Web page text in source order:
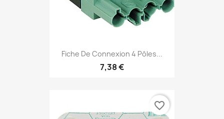
Fiche De Connexion 4 Pôles...
7,38 €
favorite_border